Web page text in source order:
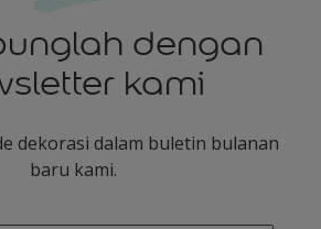
dengan
kami
dekorasi dalam buletin bulanan
baru kami.